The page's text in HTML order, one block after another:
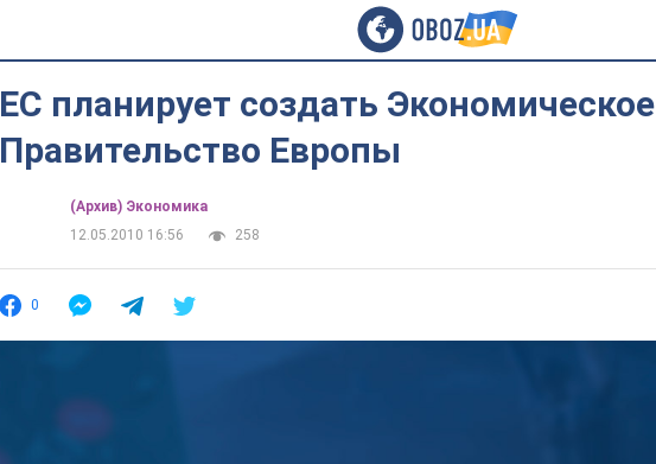
ЕС планирует создать Экономическое
Правительство Европы
(Архив) Экономика
12.05.2010 16:56
258
0